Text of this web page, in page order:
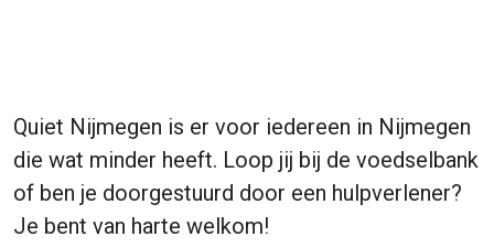
Quiet Nijmegen is er voor iedereen in Nijmegen
die wat minder heeft. Loop jij bij de voedselbank
of ben je doorgestuurd door een hulpverlener?
Je bent van harte welkom!